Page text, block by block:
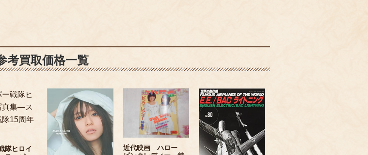
考買取価格一覧
隊ヒロイ
近代映画 ハロー